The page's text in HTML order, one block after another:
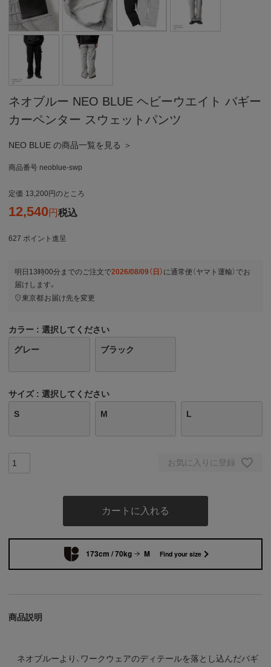
ネオブルー NEO BLUE ヘビーウエイト バギー
カーペンター スウェットパンツ
NEO BLUE の商品一覧を見る ＞
商品番号 neoblue-swp
定価 13,200 のところ
12,540 税込
627 ポイント進呈
明日 13時00分 までのご注文で2026/08/09（日） に通常便（ヤマト運輸） でお
届けします。
東京都お届け先を変更
カラー 選択してください
グレー ブラック
サイズ 選択してください
S M L
お気に入りに登録
カートに入れる
173cm / 70kg M Find your size
商品説明
ネオブルーより、ワークウェアのディテールを落とし込んだバギ